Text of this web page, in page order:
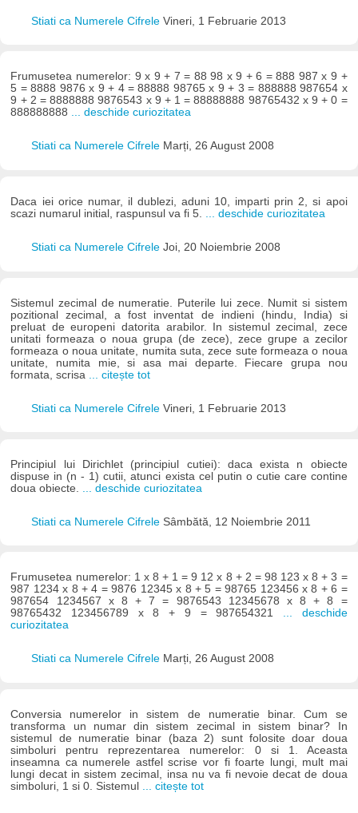
Stiati ca Numerele Cifrele Vineri, 1 Februarie 2013
Frumusetea numerelor: 9 x 9 + 7 = 88 98 x 9 + 6 = 888 987 x 9 +
5 = 8888 9876 x 9 + 4 = 88888 98765 x 9 + 3 = 888888 987654 x
9 + 2 = 8888888 9876543 x 9 + 1 = 88888888 98765432 x 9 + 0 =
888888888 ... deschide curiozitatea
Stiati ca Numerele Cifrele Marți, 26 August 2008
Daca iei orice numar, il dublezi, aduni 10, imparti prin 2, si apoi
scazi numarul initial, raspunsul va fi 5. ... deschide curiozitatea
Stiati ca Numerele Cifrele Joi, 20 Noiembrie 2008
Sistemul zecimal de numeratie. Puterile lui zece. Numit si sistem
pozitional zecimal, a fost inventat de indieni (hindu, India) si
preluat de europeni datorita arabilor. In sistemul zecimal, zece
unitati formeaza o noua grupa (de zece), zece grupe a zecilor
formeaza o noua unitate, numita suta, zece sute formeaza o noua
unitate, numita mie, si asa mai departe. Fiecare grupa nou
formata, scrisa
... citește tot
Stiati ca Numerele Cifrele Vineri, 1 Februarie 2013
Principiul lui Dirichlet (principiul cutiei): daca exista n obiecte
dispuse in (n - 1) cutii, atunci exista cel putin o cutie care contine
doua obiecte.
... deschide curiozitatea
Stiati ca Numerele Cifrele Sâmbătă, 12 Noiembrie 2011
Frumusetea numerelor: 1 x 8 + 1 = 9 12 x 8 + 2 = 98 123 x 8 + 3 =
987 1234 x 8 + 4 = 9876 12345 x 8 + 5 = 98765 123456 x 8 + 6 =
987654 1234567 x 8 + 7 = 9876543 12345678 x 8 + 8 =
98765432 123456789 x 8 + 9 = 987654321 ... deschide
curiozitatea
Stiati ca Numerele Cifrele Marți, 26 August 2008
Conversia numerelor in sistem de numeratie binar. Cum se
transforma un numar din sistem zecimal in sistem binar? In
sistemul de numeratie binar (baza 2) sunt folosite doar doua
simboluri pentru reprezentarea numerelor: 0 si 1. Aceasta
inseamna ca numerele astfel scrise vor fi foarte lungi, mult mai
lungi decat in sistem zecimal, insa nu va fi nevoie decat de doua
simboluri, 1 si 0. Sistemul ... citește tot